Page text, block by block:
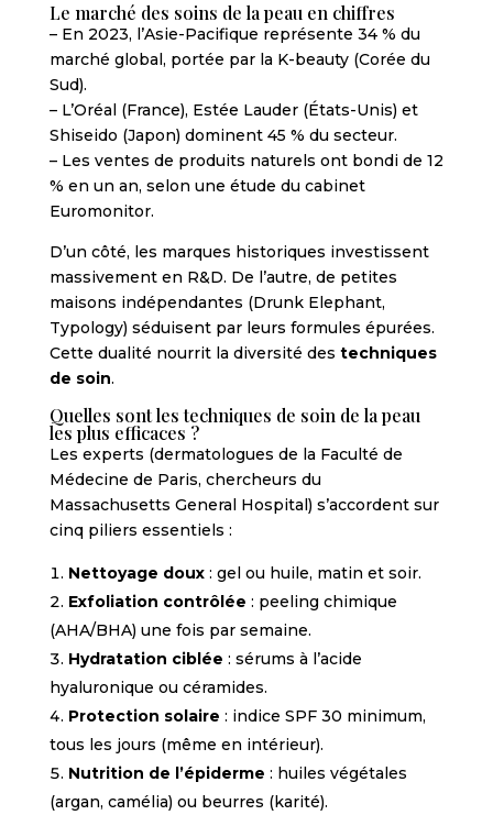
Le marché des soins de la peau en chiffres
– En 2023, l’Asie-Pacifique représente 34 % du
marché global, portée par la K-beauty (Corée du
Sud).
– L’Oréal (France), Estée Lauder (États-Unis) et
Shiseido (Japon) dominent 45 % du secteur.
– Les ventes de produits naturels ont bondi de 12
% en un an, selon une étude du cabinet
Euromonitor.
D’un côté, les marques historiques investissent
massivement en R&D. De l’autre, de petites
maisons indépendantes (Drunk Elephant,
Typology) séduisent par leurs formules épurées.
Cette dualité nourrit la diversité des techniques
de soin.
Quelles sont les techniques de soin de la peau
les plus efficaces ?
Les experts (dermatologues de la Faculté de
Médecine de Paris, chercheurs du
Massachusetts General Hospital) s’accordent sur
cinq piliers essentiels :
Nettoyage doux: gel ou huile, matin et soir.
Exfoliation contrôlée : peeling chimique
(AHA/BHA) une fois par semaine.
Hydratation ciblée : sérums à l’acide
hyaluronique ou céramides.
Protection solaire : indice SPF 30 minimum,
tous les jours (même en intérieur).
Nutrition de l’épiderme : huiles végétales
(argan, camélia) ou beurres (karité).